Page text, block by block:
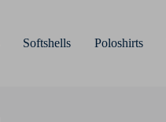
Softshells Poloshirts